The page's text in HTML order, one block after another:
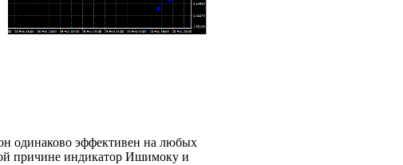
одинаково эффективен на любых
причине индикатор Ишимоку и